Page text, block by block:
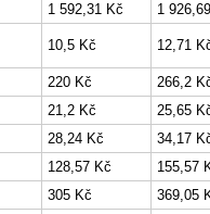
1 592,31 Kč 1
10,5 Kč 12,71
220 Kč
266,2
21,2 Kč
25,65
28,24 Kč
34,17
128,57 Kč
155,57
305 Kč
369,05